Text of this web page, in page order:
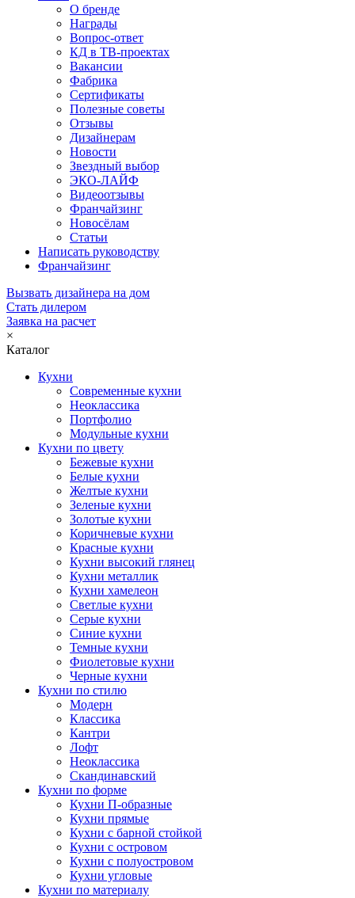
О бренде
Награды
Вопрос-ответ
КД в ТВ-проектах
Вакансии
Фабрика
Сертификаты
Полезные советы
Отзывы
Дизайнерам
Новости
Звездный выбор
ЭКО-ЛАЙФ
Видеоотзывы
Франчайзинг
Новосёлам
Статьи
Написать руководству
Франчайзинг
Вызвать дизайнера на дом
Стать дилером
Заявка на расчет
×
Каталог
Кухни
Современные кухни
Неоклассика
Портфолио
Модульные кухни
Кухни по цвету
Бежевые кухни
Белые кухни
Желтые кухни
Зеленые кухни
Золотые кухни
Коричневые кухни
Красные кухни
Кухни высокий глянец
Кухни металлик
Кухни хамелеон
Светлые кухни
Серые кухни
Синие кухни
Темные кухни
Фиолетовые кухни
Черные кухни
Кухни по стилю
Модерн
Классика
Кантри
Лофт
Неоклассика
Скандинавский
Кухни по форме
Кухни П-образные
Кухни прямые
Кухни с барной стойкой
Кухни с островом
Кухни с полуостровом
Кухни угловые
Кухни по материалу